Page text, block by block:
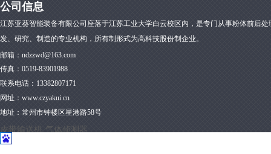
皮带输送机 气体侦测器
邮箱： ndzzwd@163.com
传真： 0519-83901988
联系电话：13382807171
网址： www.czyakui.cn
地址： 常州市钟楼区星港路58号
江苏亚葵智能装备有限公司座落于江苏工业大学白云校区内，是专门从事粉体前后处
发、研究、制造的专业机构，所有制形式为高科技股份制企业。
公司信息